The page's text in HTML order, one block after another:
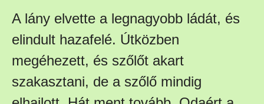
A lány elvette a legnagyobb ládát, és
elindult hazafelé. Útközben
megéhezett, és szőlőt akart
szakasztani, de a szőlő mindig